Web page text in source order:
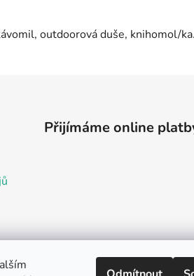
outdoorová duše, knihomol/
Přijímáme online